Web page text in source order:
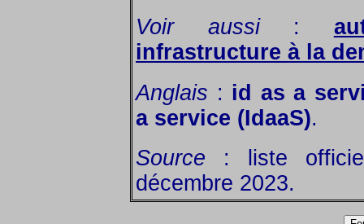
Voir aussi:
infrastructure à la
Anglais : id as a
a service (IdaaS).
Source : liste
décembre 2023.